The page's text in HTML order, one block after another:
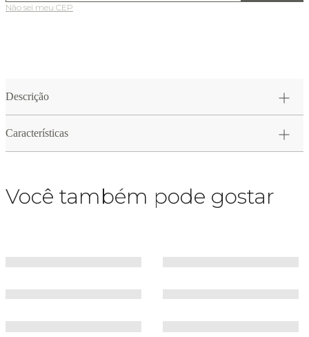
Não sei meu CEP
Descrição
Características
Você também pode gostar